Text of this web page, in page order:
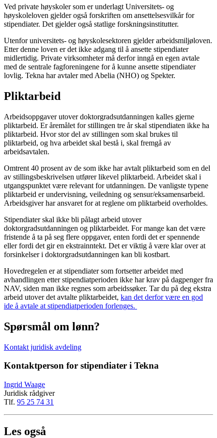
Ved private høyskoler som er underlagt Universitets- og
høyskoleloven gjelder også forskriften om ansettelsesvilkår for
stipendiater. Det gjelder også statlige forskningsinstitutter.
Utenfor universitets- og høyskolesektoren gjelder arbeidsmiljøloven.
Etter denne loven er det ikke adgang til å ansette stipendiater
midlertidig. Private virksomheter må derfor inngå en egen avtale
med de sentrale fagforeningene for å kunne ansette stipendiater
lovlig. Tekna har avtaler med Abelia (NHO) og Spekter.
Pliktarbeid
Arbeidsoppgaver utover doktorgradsutdanningen kalles gjerne
pliktarbeid. Er åremålet for stillingen tre år skal stipendiaten ikke ha
pliktarbeid. Hvor stor del av stillingen som skal brukes til
pliktarbeid, og hva arbeidet skal bestå i, skal fremgå av
arbeidsavtalen.
Omtrent 40 prosent av de som ikke har avtalt pliktarbeid som en del
av stillingsbeskrivelsen utfører likevel pliktarbeid. Arbeidet skal i
utgangspunktet være relevant for utdanningen. De vanligste typene
pliktarbeid er undervisning, veiledning og sensur/eksamensarbeid.
Arbeidsgiver har ansvaret for at reglene om pliktarbeid overholdes.
Stipendiater skal ikke bli pålagt arbeid utover
doktorgradsutdanningen og pliktarbeidet. For mange kan det være
fristende å ta på seg flere oppgaver, enten fordi det er spennende
eller fordi det gir en ekstrainntekt. Det er viktig å være klar over at
forsinkelser i doktorgradsutdanningen kan bli kostbart.
Hovedregelen er at stipendiater som fortsetter arbeidet med
avhandlingen etter stipendiatperioden ikke har krav på dagpenger fra
NAV, siden man ikke regnes som arbeidssøker. Tar du på deg ekstra
arbeid utover det avtalte pliktarbeidet, kan det derfor være en god
ide å avtale at stipendiatperioden forlenges.
Spørsmål om lønn?
Kontakt juridisk avdeling
Kontaktperson for stipendiater i Tekna
Ingrid Waage
Juridisk rådgiver
Tlf. 95 25 74 31
Les også